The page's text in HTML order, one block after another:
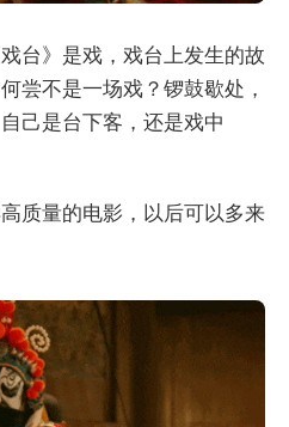
台》是戏，戏台上发生的故
尝不是一场戏？锣鼓歇处，
己是台下客，还是戏中
质量的电影，以后可以多来